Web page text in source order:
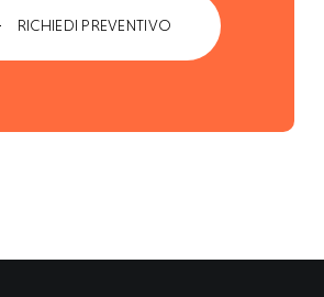
RICHIEDI PREVENTIVO